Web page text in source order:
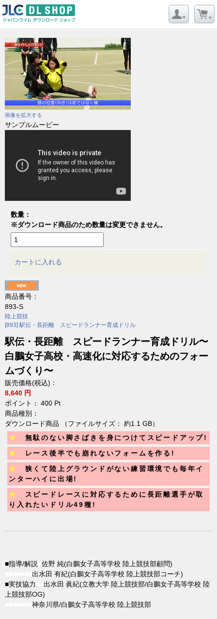
画像を拡大する
サンプルムービー
数量：
※ダウンロード商品のため数量は変更できません。
カートに入れる
商品番号：
893-S
陸上競技
[893] 駅伝・長距離 スピードランナー育成ドリル
駅伝・長距離 スピードランナー育成ドリル〜
白鵬女子高校・高速化に対応するためのフォー
ムづくり〜
販売価格(税込)：
8,640 円
ポイント： 400 Pt
商品種別：
ダウンロード商品 （ファイルサイズ： 約1.1 GB）
★
無駄のない脚さばきを身につけてスピードアップ!
★
レース後半でも崩れないフォームを作る!
★
狭くて陸上グラウンドがない練習環境でも毎年イ
ンターハイに出場!
★
スピードレースに対応するために長距離選手が取
り入れたいドリル49種!
■指導/解説
佐野 純(白鵬女子高等学校 陸上競技部顧問)
出水田 有紀(白鵬女子高等学校 陸上競技部コーチ)
■実技協力
出水田 眞紀(立教大学 陸上競技部/白鵬女子高等学校 陸
上競技部OG)
神奈川県/白鵬女子高等学校 陸上競技部